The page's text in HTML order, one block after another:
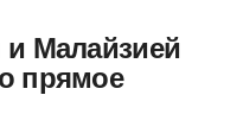
и Малайзией
прямое